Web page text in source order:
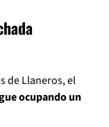
de Llaneros, el
ocupando un